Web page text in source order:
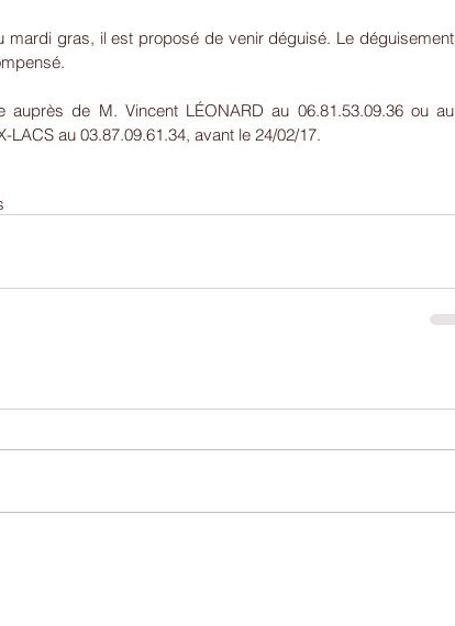
mardi gras, il est proposé de venir déguisé. Le déguisement
auprès de M. Vincent LÉONARD au 06.81.53.09.36 ou au
LACS au 03.87.09.61.34, avant le 24/02/17.